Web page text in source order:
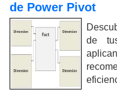
de Power Pivot
de